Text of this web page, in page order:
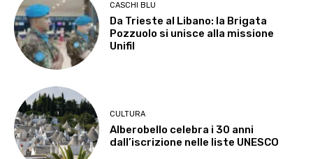
CASCHI BLU
Da Trieste al Libano: la Brigata
Pozzuolo si unisce alla missione
Unifil
CULTURA
Alberobello celebra i 30 anni
dall’iscrizione nelle liste UNESCO